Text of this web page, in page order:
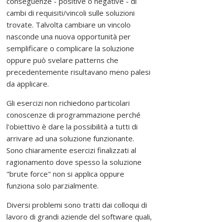
"
S
o
f
t
w
a
e
l
i
b
e
r
o
"
cambi di requisiti/vincoli sulle soluzioni
trovate. Talvolta cambiare un vincolo
nasconde una nuova opportunità per
semplificare o complicare la soluzione
oppure può svelare patterns che
precedentemente risultavano meno palesi
da applicare.
Gli esercizi non richiedono particolari
conoscenze di programmazione perché
l'obiettivo è dare la possibilità a tutti di
arrivare ad una soluzione funzionante.
Sono chiaramente esercizi finalizzati al
ragionamento dove spesso la soluzione
"brute force" non si applica oppure
funziona solo parzialmente.
Diversi problemi sono tratti dai colloqui di
lavoro di grandi aziende del software quali,